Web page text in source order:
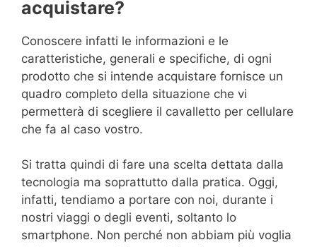
acquistare?
Conoscere infatti le informazioni e le
caratteristiche, generali e specifiche, di ogni
prodotto che si intende acquistare fornisce un
quadro completo della situazione che vi
permetterà di scegliere il cavalletto per cellulare
che fa al caso vostro.
Si tratta quindi di fare una scelta dettata dalla
tecnologia ma soprattutto dalla pratica. Oggi,
infatti, tendiamo a portare con noi, durante i
nostri viaggi o degli eventi, soltanto lo
smartphone. Non perché non abbiam più voglia